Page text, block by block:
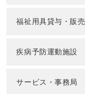
福祉用具貸与・販売
疾病予防運動施設
サービス・事務局